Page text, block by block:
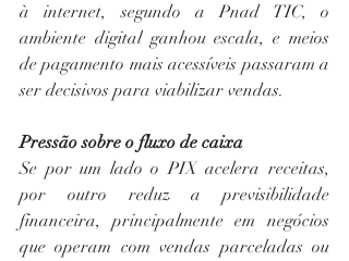
à internet, segundo a Pnad TIC, o
ambiente digital ganhou escala, e meios
de pagamento mais acessíveis passaram a
ser decisivos para viabilizar vendas.
Pressão sobre o fluxo de caixa
Se por um lado o PIX acelera receitas,
por outro reduz a previsibilidade
financeira, principalmente em negócios
que operam com vendas parceladas ou